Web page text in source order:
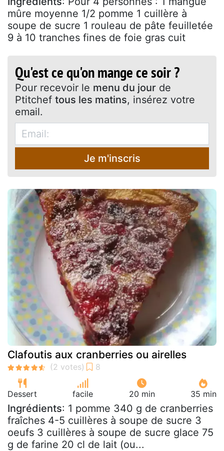
mûre moyenne 1/2 pomme 1 cuillère à
soupe de sucre 1 rouleau de pâte feuilletée
9 à 10 tranches fines de foie gras cuit
Qu'est ce qu'on mange ce soir ?
Pour recevoir le menu du jour de
Ptitchef tous les matins, insérez votre
email.
Je m'inscris
Clafoutis aux cranberries ou airelles
Dessert facile 20 min 35 min
Ingrédients: 1 pomme 340 g de cranberries
fraîches 4-5 cuillères à soupe de sucre 3
oeufs 3 cuillères à soupe de sucre glace 75
g de farine 20 cl de lait (ou...